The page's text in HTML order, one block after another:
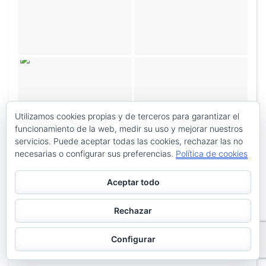
Utilizamos cookies propias y de terceros para garantizar el
funcionamiento de la web, medir su uso y mejorar nuestros
servicios. Puede aceptar todas las cookies, rechazar las no
necesarias o configurar sus preferencias. Política de cookies
Aceptar todo
Rechazar
Configurar